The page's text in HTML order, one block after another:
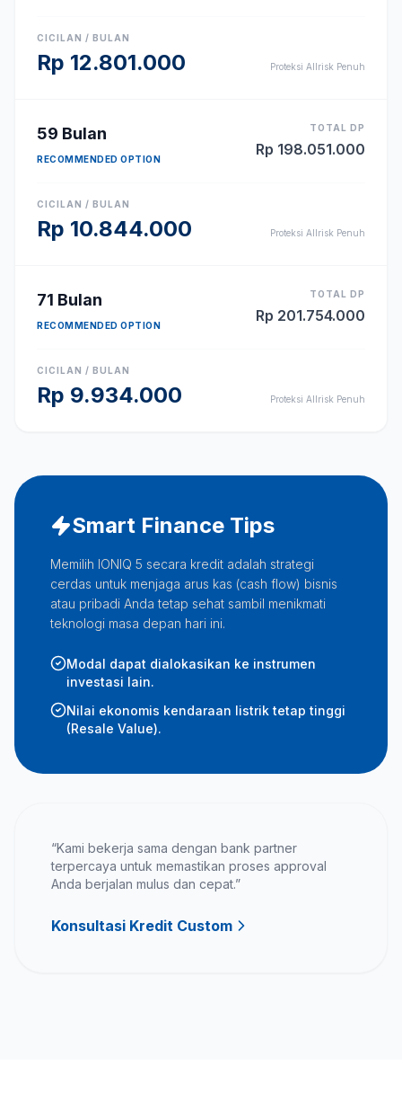
CICILAN / BULAN
Rp 12.801.000 Proteksi Allrisk Penuh
59 Bulan
RECOMMENDED OPTION
TOTAL DP
Rp 198.051.000
CICILAN / BULAN
Rp 10.844.000 Proteksi Allrisk Penuh
71 Bulan
RECOMMENDED OPTION
TOTAL DP
Rp 201.754.000
CICILAN / BULAN
Rp 9.934.000 Proteksi Allrisk Penuh
Smart Finance Tips
Memilih IONIQ 5 secara kredit adalah strategi
cerdas untuk menjaga arus kas (cash flow) bisnis
atau pribadi Anda tetap sehat sambil menikmati
teknologi masa depan hari ini.
Modal dapat dialokasikan ke instrumen
investasi lain.
Nilai ekonomis kendaraan listrik tetap tinggi
(Resale Value).
“Kami bekerja sama dengan bank partner
terpercaya untuk memastikan proses approval
Anda berjalan mulus dan cepat.”
Konsultasi Kredit Custom